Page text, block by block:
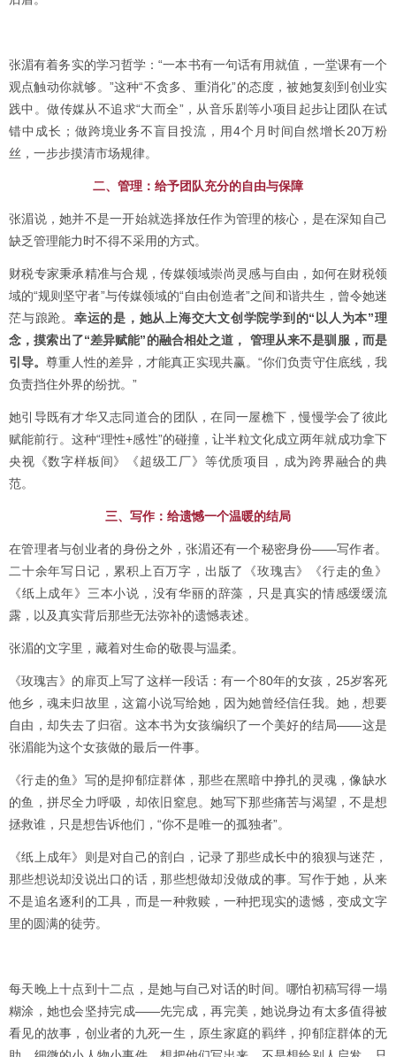
张湄有着务实的学习哲学：“一本书有一句话有用就值，一堂课有一个
观点触动你就够。”这种“不贪多、重消化”的态度，被她复刻到创业实
践中。做传媒从不追求“大而全”，从音乐剧等小项目起步让团队在试
错中成长；做跨境业务不盲目投流，用4个月时间自然增长20万粉
丝，一步步摸清市场规律。
二、管理：给予团队充分的自由与保障
张湄说，她并不是一开始就选择放任作为管理的核心，是在深知自己
缺乏管理能力时不得不采用的方式。
财税专家秉承精准与合规，传媒领域崇尚灵感与自由，如何在财税领
域的“规则坚守者”与传媒领域的“自由创造者”之间和谐共生，曾令她迷
茫与踉跄。 幸运的是，她从上海交大文创学院学到的“以人为本”理
念，摸索出了“差异赋能”的融合相处之道， 管理从来不是驯服，而是
引导。尊重人性的差异，才能真正实现共赢。“你们负责守住底线，我
负责挡住外界的纷扰。”
她引导既有才华又志同道合的团队，在同一屋檐下，慢慢学会了彼此
赋能前行。这种“理性+感性”的碰撞，让半粒文化成立两年就成功拿下
央视《数字样板间》《超级工厂》等优质项目，成为跨界融合的典
范。
三、写作：给遗憾一个温暖的结局
在管理者与创业者的身份之外，张湄还有一个秘密身份——写作者。
二十余年写日记，累积上百万字，出版了《玫瑰吉》《行走的鱼》
《纸上成年》三本小说，没有华丽的辞藻，只是真实的情感缓缓流
露，以及真实背后那些无法弥补的遗憾表述。
张湄的文字里，藏着对生命的敬畏与温柔。
《玫瑰吉》的扉页上写了这样一段话：有一个80年的女孩，25岁客死
他乡，魂未归故里，这篇小说写给她，因为她曾经信任我。她，想要
自由，却失去了归宿。这本书为女孩编织了一个美好的结局——这是
张湄能为这个女孩做的最后一件事。
《行走的鱼》写的是抑郁症群体，那些在黑暗中挣扎的灵魂，像缺水
的鱼，拼尽全力呼吸，却依旧窒息。她写下那些痛苦与渴望，不是想
拯救谁，只是想告诉他们，“你不是唯一的孤独者”。
《纸上成年》则是对自己的剖白，记录了那些成长中的狼狈与迷茫，
那些想说却没说出口的话，那些想做却没做成的事。写作于她，从来
不是追名逐利的工具，而是一种救赎，一种把现实的遗憾，变成文字
里的圆满的徒劳。
每天晚上十点到十二点，是她与自己对话的时间。哪怕初稿写得一塌
糊涂，她也会坚持完成——先完成，再完美，她说身边有太多值得被
看见的故事，创业者的九死一生，原生家庭的羁绊，抑郁症群体的无